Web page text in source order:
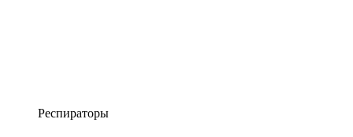
Респираторы